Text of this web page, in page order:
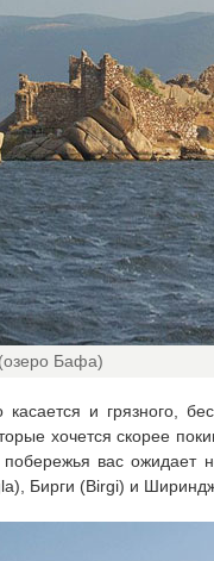
Бафа)
и грязного,
хочется скорее
вас ожидает
Бирги (Birgi) и